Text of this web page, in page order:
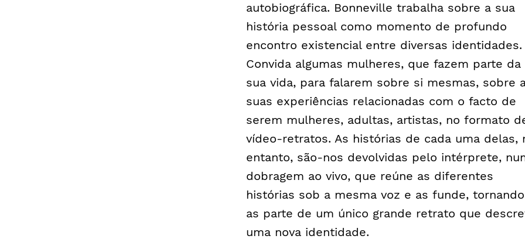
autobiográfica. Bonneville trabalha sobre a sua
história pessoal como momento de profundo
encontro existencial entre diversas identidades.
Convida algumas mulheres, que fazem parte da
sua vida, para falarem sobre si mesmas, sobre
suas experiências relacionadas com o facto de
serem mulheres, adultas, artistas, no formato
vídeo-retratos. As histórias de cada uma delas,
entanto, são-nos devolvidas pelo intérprete,
dobragem ao vivo, que reúne as diferentes
histórias sob a mesma voz e as funde,
as parte de um único grande retrato que
uma nova identidade.